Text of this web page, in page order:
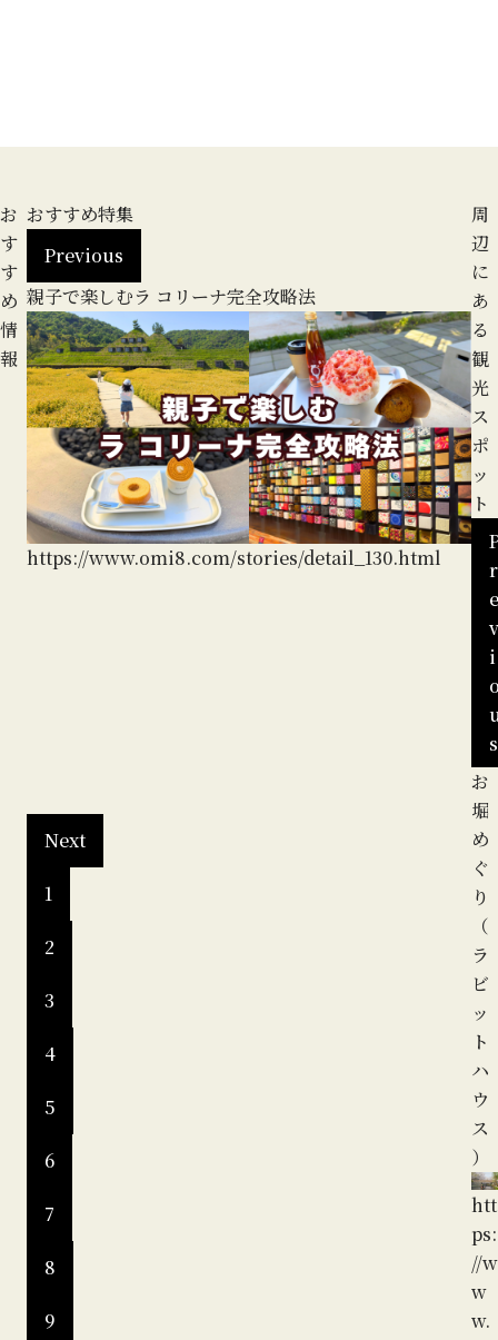
お
す
す
め
情
報
おすすめ特集
Previous
親子で楽しむラ コリーナ完全攻略法
https://www.omi8.com/stories/detail_130.html
地
る
Next
1
2
3
4
5
6
7
8
9
周
辺
に
あ
る
観
光
ス
ポ
ッ
ト
r
e
v
i
s
お
堀
め
ぐ
り
（
ラ
ビ
ッ
ト
ハ
ウ
ス
）
htt
ps:
//w
w
w.